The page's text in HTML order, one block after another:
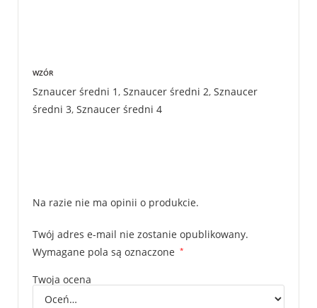
WZÓR
Sznaucer średni 1 , Sznaucer średni 2, Sznaucer
średni 3, Sznaucer średni 4
Na razie nie ma opinii o produkcie.
Twój adres e-mail nie zostanie opublikowany.
Wymagane pola są oznaczone *
Twoja ocena